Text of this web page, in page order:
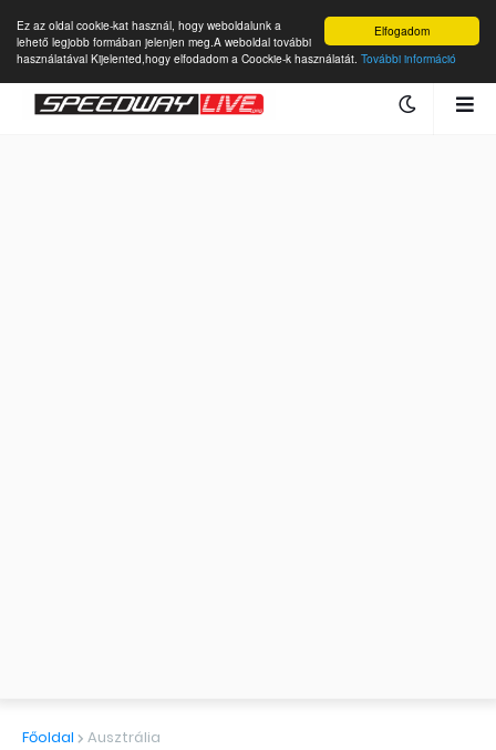
Elfogadom
Ez az oldal cookie-kat használ, hogy weboldalunk a
lehető legjobb formában jelenjen meg.A weboldal további
használatával Kijelented,hogy elfodadom a Coockie-k használatát. További információ
Főoldal Ausztrália